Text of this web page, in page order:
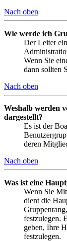
Nach oben
Wie werde ich
Der Leiter
Wenn Sie
dann sollten
Nach oben
Weshalb werden
dargestellt?
Es ist der
deren
Nach oben
Was ist eine
Wenn Sie
dient die
festzulegen.
geben, Ihre
festzulegen.